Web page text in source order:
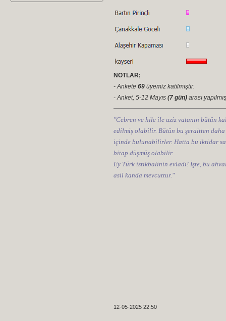
NOTLAR;
- Ankete 69 üyemiz katılmıştır.
- Anket, 5-12 Mayıs (7 gün) arası
"Cebren ve hile ile aziz vatanın bütün
edilmiş olabilir. Bütün bu şeraitten
içinde bulunabilirler. Hatta bu iktidar
bitap düşmüş olabilir.
Ey Türk istikbalinin evladı! İşte, bu
asil kanda mevcuttur."
12-05-2025 22:50